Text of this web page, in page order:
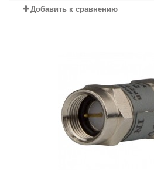
Добавить к сравнению